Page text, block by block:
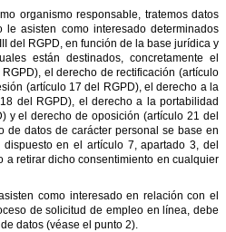
organismo responsable, tratemos datos
asisten como interesado determinados
del RGPD, en función de la base jurídica y
están destinados, concretamente el
el derecho de rectificación (artículo
(artículo 17 del RGPD), el derecho a la
del RGPD), el derecho a la portabilidad
y el derecho de oposición (artículo 21 del
de datos de carácter personal se base en
en el artículo 7, apartado 3, del
a retirar dicho consentimiento en cualquier
como interesado en relación con el
de solicitud de empleo en línea, debe
datos (véase el punto 2).